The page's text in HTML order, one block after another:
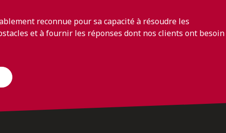
reconnue pour sa capacité à résoudre les
et à fournir les réponses dont nos clients ont besoin